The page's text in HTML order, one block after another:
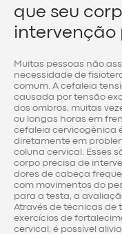
que seu
intervenção
Muitas pessoas não
necessidade de
comum. A cefaleia
causada por tensão
dos ombros, muitas
ou longas horas em
cefaleia cervicogênica
diretamente em
coluna cervical. Esses
corpo precisa de
dores de cabeça
com movimentos do
para a testa, a
Através de técnicas de
exercícios de
cervical, é possível